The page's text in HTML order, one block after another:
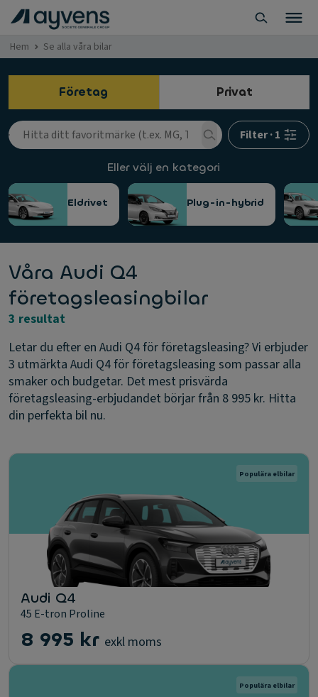
Hem Se alla våra bilar
Företag Privat
Filter·1
Eller välj en kategori
Eldrivet Plug-in-hybrid
Våra Audi Q4
företagsleasingbilar
3 resultat
Letar du efter en Audi Q4 för företagsleasing? Vi erbjuder
3 utmärkta Audi Q4 för företagsleasing som passar alla
smaker och budgetar. Det mest prisvärda
företagsleasing-erbjudandet börjar från 8 995 kr. Hitta
din perfekta bil nu.
Populära elbilar
Audi Q4
45 E-tron Proline
8 995 kr exkl moms
Populära elbilar